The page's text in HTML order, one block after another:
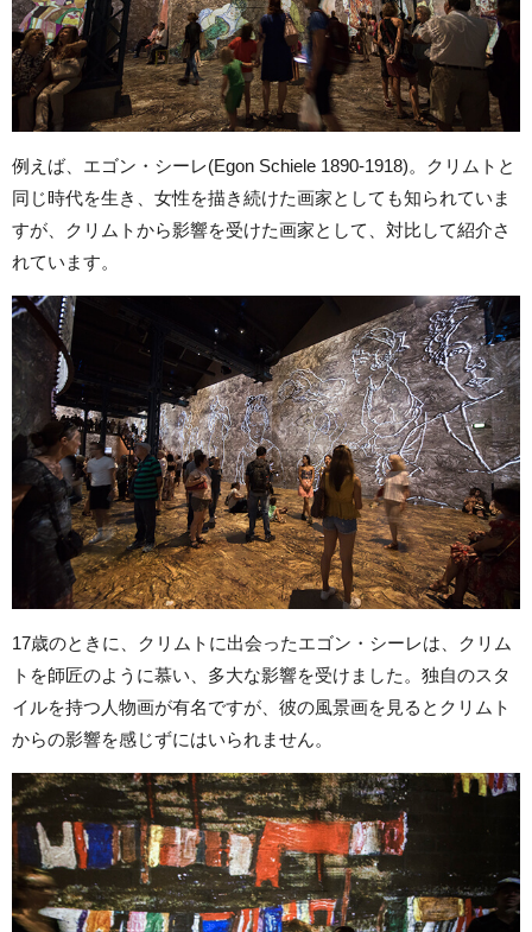
例えば、エゴン・シーレ(Egon Schiele 1890-1918)。クリムトと
同じ時代を生き、女性を描き続けた画家としても知られていま
すが、クリムトから影響を受けた画家として、対比して紹介さ
れています。
17歳のときに、クリムトに出会ったエゴン・シーレは、クリム
トを師匠のように慕い、多大な影響を受けました。独自のスタ
イルを持つ人物画が有名ですが、彼の風景画を見るとクリムト
からの影響を感じずにはいられません。